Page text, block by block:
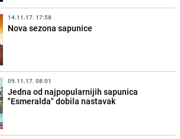
14.11.17. 17:58
Nova sezona sapunice
09.11.17. 08:01
Jedna od najpopularnijih sapunica
"Esmeralda" dobila nastavak